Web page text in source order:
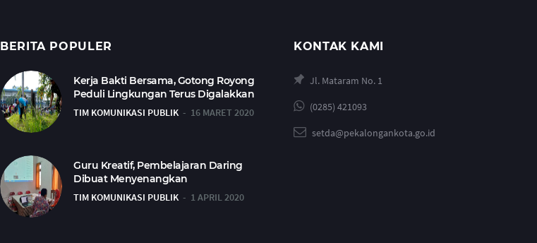
BERITA POPULER
Kerja Bakti Bersama, Gotong Royong
Peduli Lingkungan Terus Digalakkan
TIM KOMUNIKASI PUBLIK
16 MARET 2020
Guru Kreatif, Pembelajaran Daring
Dibuat Menyenangkan
TIM KOMUNIKASI PUBLIK
1 APRIL 2020
KONTAK KAMI
Jl. Mataram No. 1
(0285) 421093
setda@pekalongankota.go.id